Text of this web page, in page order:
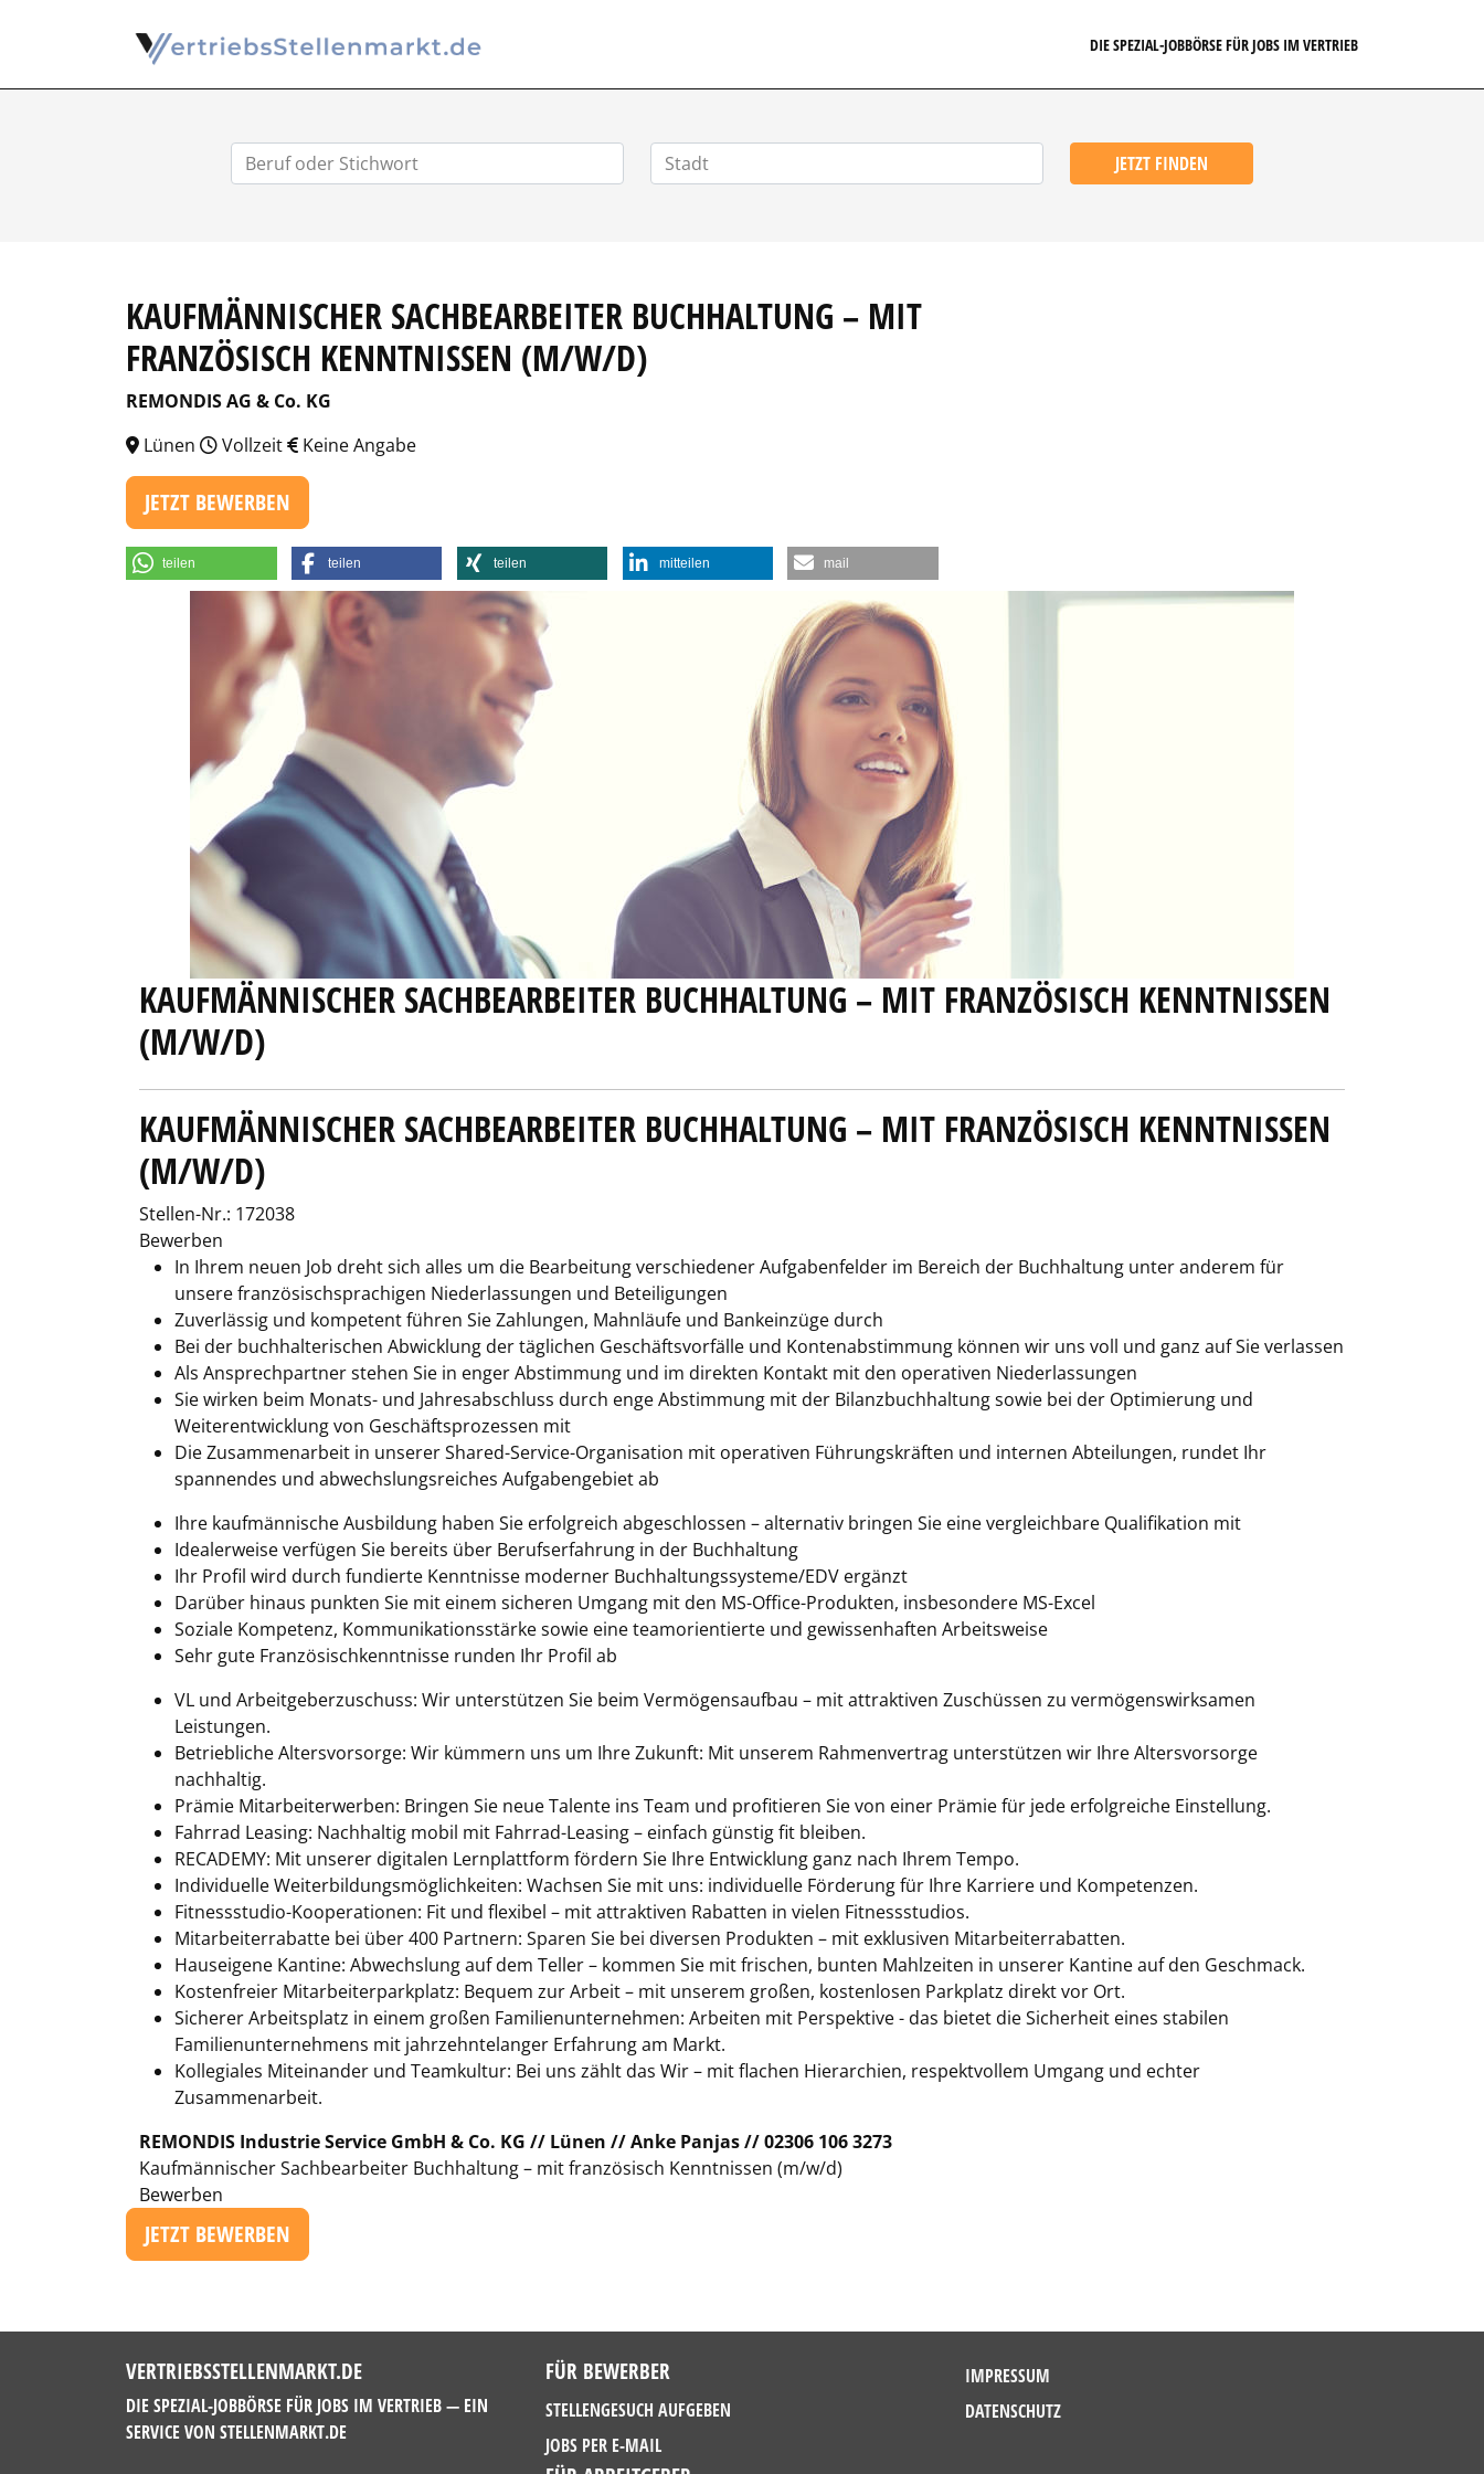
DIE SPEZIAL-JOBBÖRSE FÜR JOBS IM VERTRIEB
JETZT FINDEN
KAUFMÄNNISCHER SACHBEARBEITER BUCHHALTUNG – MIT
FRANZÖSISCH KENNTNISSEN (M/W/D)
REMONDIS AG & Co. KG
Lünen
Vollzeit Keine Angabe
JETZT BEWERBEN
teilen teilen teilen mitteilen mail
KAUFMÄNNISCHER SACHBEARBEITER BUCHHALTUNG – MIT FRANZÖSISCH KENNTNISSEN
(M/W/D)
KAUFMÄNNISCHER SACHBEARBEITER BUCHHALTUNG – MIT FRANZÖSISCH KENNTNISSEN
(M/W/D)
Stellen-Nr.: 172038
Bewerben
In Ihrem neuen Job dreht sich alles um die Bearbei­tung verschiedener Aufgabenfelder im Bereich der Buchhaltung unter anderem für
unsere französischsprachigen Niederlassungen und Beteiligungen
Zuverlässig und kompetent führen Sie Zahlungen, Mahnläufe und Bankeinzüge durch
Bei der buchhalterischen Abwicklung der täglichen Geschäftsvorfälle und Kontenabstimmung können wir uns voll und ganz auf Sie verlassen
Als Ansprechpartner stehen Sie in enger Abstimmung und im direkten Kontakt mit den operativen Nieder­lassungen
Sie wirken beim Monats- und Jahresabschluss durch enge Abstimmung mit der Bilanzbuchhaltung sowie bei der Optimierung und
Weiterentwicklung von Geschäftsprozessen mit
Die Zusammenarbeit in unserer Shared-Service-Organisation mit operativen Führungskräften und internen Abteilungen, rundet Ihr
spannendes und abwechslungsreiches Aufgabengebiet ab
Ihre kaufmännische Ausbildung haben Sie erfolgreich abgeschlossen – alternativ bringen Sie eine vergleichbare Qualifikation mit
Idealerweise verfügen Sie bereits über Berufserfahrung in der Buchhaltung
Ihr Profil wird durch fundierte Kenntnisse moderner Buch­haltungssysteme/EDV ergänzt
Darüber hinaus punkten Sie mit einem sicheren Umgang mit den MS-Office-Produkten, insbesondere MS-Excel
Soziale Kompetenz, Kommunikationsstärke sowie eine teamorientierte und gewissenhaften Arbeitsweise
Sehr gute Französischkenntnisse runden Ihr Profil ab
VL und Arbeitgeberzuschuss: Wir unterstützen Sie beim Vermögensaufbau – mit attraktiven Zuschüssen zu vermögenswirksamen
Leistungen.
Betriebliche Altersvorsorge: Wir kümmern uns um Ihre Zukunft: Mit unserem Rahmenvertrag unterstützen wir Ihre Altersvorsorge
nachhaltig.
Prämie Mitarbeiterwerben: Bringen Sie neue Talente ins Team und profitieren Sie von einer Prämie für jede erfolgreiche Einstellung.
Fahrrad Leasing: Nachhaltig mobil mit Fahrrad-Leasing – einfach günstig fit bleiben.
RECADEMY: Mit unserer digitalen Lernplattform fördern Sie Ihre Entwicklung ganz nach Ihrem Tempo.
Individuelle Weiterbildungsmöglichkeiten: Wachsen Sie mit uns: individuelle Förderung für Ihre Karriere und Kompetenzen.
Fitnessstudio-Kooperationen: Fit und flexibel – mit attraktiven Rabatten in vielen Fitnessstudios.
Mitarbeiterrabatte bei über 400 Partnern: Sparen Sie bei diversen Produkten – mit exklusiven Mitarbeiterrabatten.
Hauseigene Kantine: Abwechslung auf dem Teller – kommen Sie mit frischen, bunten Mahlzeiten in unserer Kantine auf den Geschmack.
Kostenfreier Mitarbeiterparkplatz: Bequem zur Arbeit – mit unserem großen, kostenlosen Parkplatz direkt vor Ort.
Sicherer Arbeitsplatz in einem großen Familienunternehmen: Arbeiten mit Perspektive - das bietet die Sicherheit eines stabilen
Familienunternehmens mit jahrzehntelanger Erfahrung am Markt.
Kollegiales Miteinander und Teamkultur: Bei uns zählt das Wir – mit flachen Hierarchien, respektvollem Umgang und echter
Zusammenarbeit.
REMONDIS Industrie Service GmbH & Co. KG // Lünen // Anke Panjas// 02306 106 3273
Kaufmännischer Sachbearbeiter Buchhaltung – mit französisch Kenntnissen (m/w/d)
Bewerben
JETZT BEWERBEN
VERTRIEBSSTELLENMARKT.DE
DIE SPEZIAL-JOBBÖRSE FÜR JOBS IM VERTRIEB — EIN
SERVICE VON STELLENMARKT.DE
FÜR BEWERBER
STELLENGESUCH AUFGEBEN
JOBS PER E-MAIL
IMPRESSUM
DATENSCHUTZ